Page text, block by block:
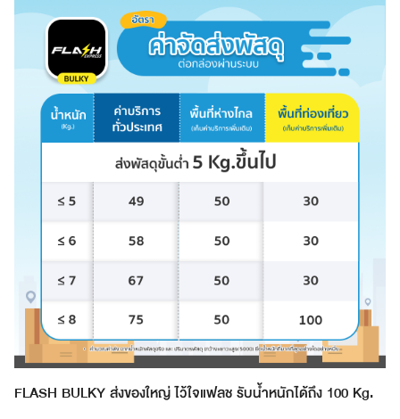
FLASH BULKY ส่งของใหญ่ ไว้ใจแฟลช รับน้ำหนักได้ถึง 100 Kg.